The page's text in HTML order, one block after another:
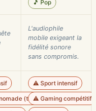
🎵 Pop
L'audiophile
mobile exigeant la
fidélité sonore
sans compromis.
(transport)
⚠️ Sport intensif
⚠️ Gaming compétitif